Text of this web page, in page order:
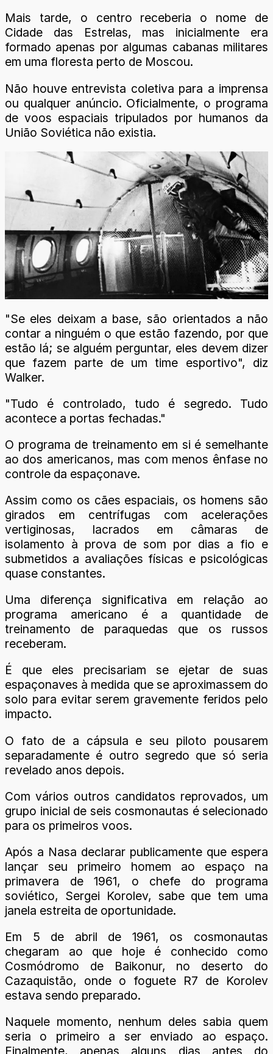
Mais tarde, o centro receberia o nome de
Cidade das Estrelas, mas inicialmente era
formado apenas por algumas cabanas militares
em uma floresta perto de Moscou.
Não houve entrevista coletiva para a imprensa
ou qualquer anúncio. Oficialmente, o programa
de voos espaciais tripulados por humanos da
União Soviética não existia.
"Se eles deixam a base, são orientados a não
contar a ninguém o que estão fazendo, por que
estão lá; se alguém perguntar, eles devem dizer
que fazem parte de um time esportivo", diz
Walker.
"Tudo é controlado, tudo é segredo. Tudo
acontece a portas fechadas."
O programa de treinamento em si é semelhante
ao dos americanos, mas com menos ênfase no
controle da espaçonave.
Assim como os cães espaciais, os homens são
girados em centrífugas com acelerações
vertiginosas, lacrados em câmaras de
isolamento à prova de som por dias a fio e
submetidos a avaliações físicas e psicológicas
quase constantes.
Uma diferença significativa em relação ao
programa americano é a quantidade de
treinamento de paraquedas que os russos
receberam.
É que eles precisariam se ejetar de suas
espaçonaves à medida que se aproximassem do
solo para evitar serem gravemente feridos pelo
impacto.
O fato de a cápsula e seu piloto pousarem
separadamente é outro segredo que só seria
revelado anos depois.
Com vários outros candidatos reprovados, um
grupo inicial de seis cosmonautas é selecionado
para os primeiros voos.
Após a Nasa declarar publicamente que espera
lançar seu primeiro homem ao espaço na
primavera de 1961, o chefe do programa
soviético, Sergei Korolev, sabe que tem uma
janela estreita de oportunidade.
Em 5 de abril de 1961, os cosmonautas
chegaram ao que hoje é conhecido como
Cosmódromo de Baikonur, no deserto do
Cazaquistão, onde o foguete R7 de Korolev
estava sendo preparado.
Naquele momento, nenhum deles sabia quem
seria o primeiro a ser enviado ao espaço.